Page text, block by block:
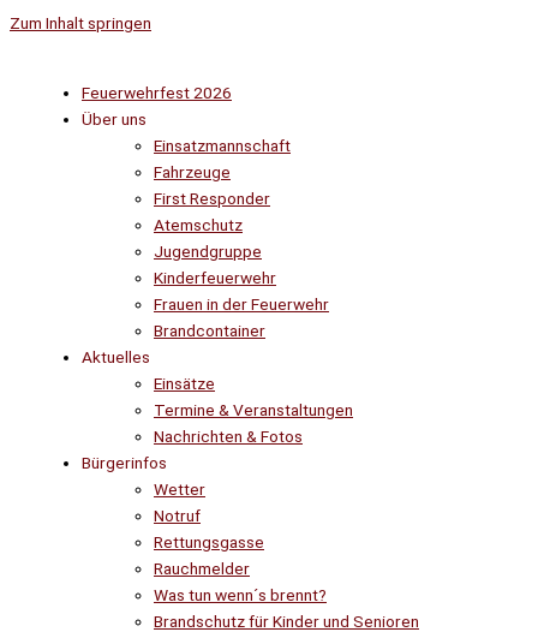
Zum Inhalt springen
Feuerwehrfest 2026
Über uns
Einsatzmannschaft
Fahrzeuge
First Responder
Atemschutz
Jugendgruppe
Kinderfeuerwehr
Frauen in der Feuerwehr
Brandcontainer
Aktuelles
Einsätze
Termine & Veranstaltungen
Nachrichten & Fotos
Bürgerinfos
Wetter
Notruf
Rettungsgasse
Rauchmelder
Was tun wenn´s brennt?
Brandschutz für Kinder und Senioren